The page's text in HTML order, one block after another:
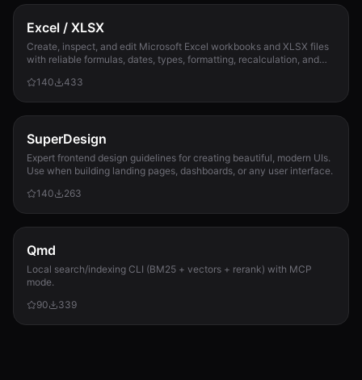
Excel / XLSX
Create, inspect, and edit Microsoft Excel workbooks and XLSX files
with reliable formulas, dates, types, formatting, recalculation, and
140
433
SuperDesign
Expert frontend design guidelines for creating beautiful, modern UIs.
Use when building landing pages, dashboards, or any user interface.
140
263
Qmd
Local search/indexing CLI (BM25 + vectors + rerank) with MCP
mode.
90
339